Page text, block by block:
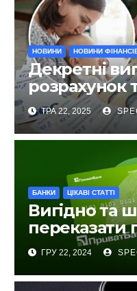
НОВИНИ НОВИНИ
Декретні
розрахунок
ТРА 22, 2025
БАНКИ ЦІКАВІ СТАТТІ
Вигідно та
переказати
ГРУ 22, 2024